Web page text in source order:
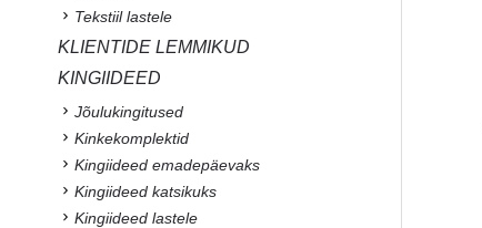
Tekstiil lastele
KLIENTIDE LEMMIKUD
KINGIIDEED
Jõulukingitused
Kinkekomplektid
Kingiideed emadepäevaks
Kingiideed katsikuks
Kingiideed lastele